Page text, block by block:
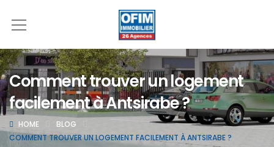
Comment trouver un logement
facilement à Antsirabe ?
HOME
BLOG
COMMENT TROUVER UN LOGEMENT FACILEMENT À ANTSIRABE ?